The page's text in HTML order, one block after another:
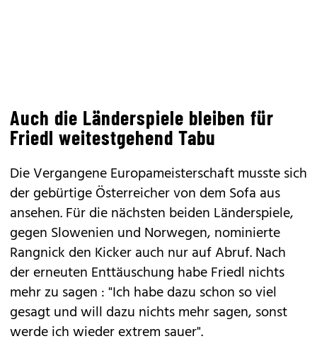
Auch die Länderspiele bleiben für
Friedl weitestgehend Tabu
Die Vergangene Europameisterschaft musste sich
der gebürtige Österreicher von dem Sofa aus
ansehen. Für die nächsten beiden Länderspiele,
gegen Slowenien und Norwegen, nominierte
Rangnick den Kicker auch nur auf Abruf. Nach
der erneuten Enttäuschung habe Friedl nichts
mehr zu sagen : "Ich habe dazu schon so viel
gesagt und will dazu nichts mehr sagen, sonst
werde ich wieder extrem sauer".